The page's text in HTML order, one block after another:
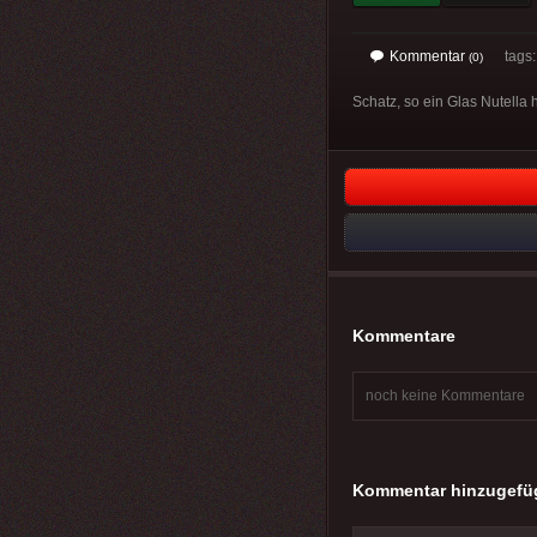
Kommentar (0)
Schatz, so ein Glas Nutella
Kommentare
noch keine Kommentare
Kommentar